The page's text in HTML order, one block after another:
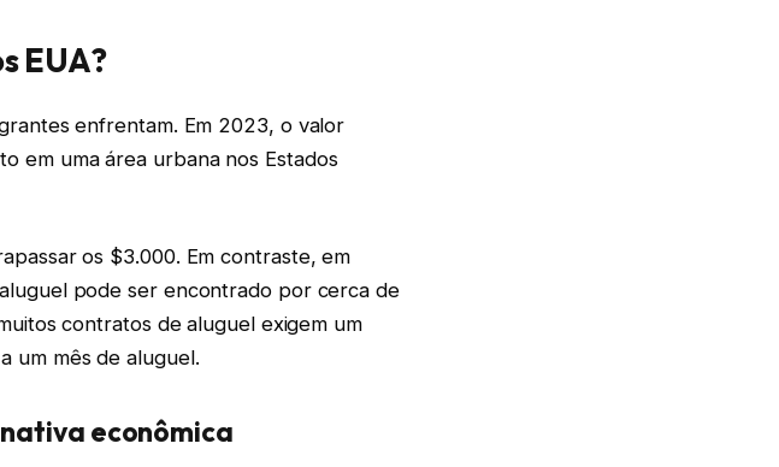
EUA?
enfrentam. Em 2023, o valor
em uma área urbana nos Estados
os $3.000. Em contraste, em
pode ser encontrado por cerca de
contratos de aluguel exigem um
um mês de aluguel.
econômica